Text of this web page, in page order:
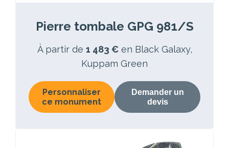
Pierre tombale GPG 981/S
À partir de 1 483 € en Black Galaxy,
Kuppam Green
Personnaliser
ce monument
Demander un
devis